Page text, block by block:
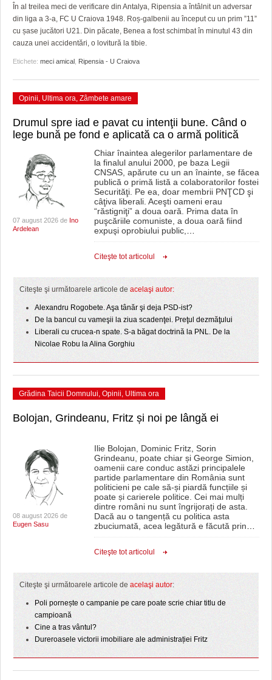
GRĂDINA TAICII DOMNULUI
ZIARISTU’ DE TERASĂ
PE SURSE
CRONICĂ DE FILM
UNDE MERGEM
JOCURI ONLINE
ACCIDENTE
ANUNŢURI
INVATAMANT
JUSTITIE
FILME DOCUMENTARE
CLIPURI VIDEO
JOCURI ONLINE
HARTA TIMIŞOAREI
PRIMĂRIILE DIN TIMIŞ
SFATURI JURIDICE
În al treilea meci de verificare din Antalya, Ripensia a întâlnit un adversar
din liga a 3-a, FC U Craiova 1948. Roș-galbenii au început cu un prim ”11”
cu șase jucători U21. Din păcate, Benea a fost schimbat în minutul 43 din
cauza unei accidentări, o lovitură la tibie.
Etichete: meci amical Ripensia - U Craiova
Opinii, Ultima ora, Zâmbete amare
Drumul spre iad e pavat cu intenţii bune. Când o
lege bună pe fond e aplicată ca o armă politică
07 august 2026 de Ino
Ardelean
Chiar înaintea alegerilor parlamentare de
la finalul anului 2000, pe baza Legii
CNSAS, apărute cu un an înainte, se făcea
publică o primă listă a colaboratorilor fostei
Securităţi. Pe ea, doar membrii PNŢCD şi
câţiva liberali. Aceşti oameni erau
“răstigniţi” a doua oară. Prima data în
puşcăriile comuniste, a doua oară fiind
expuşi oprobiului public,…
Citeşte tot articolul
Citeşte şi următoarele articole de acelaşi autor:
Alexandru Rogobete. Aşa tânăr şi deja PSD-ist?
De la bancul cu vameşii la ziua scadenţei. Preţul dezmăţului
Liberali cu crucea-n spate. S-a băgat doctrină la PNL. De la
Nicolae Robu la Alina Gorghiu
Grădina Taicii Domnului, Opinii, Ultima ora
Bolojan, Grindeanu, Fritz și noi pe lângă ei
08 august 2026 de
Eugen Sasu
Ilie Bolojan, Dominic Fritz, Sorin
Grindeanu, poate chiar și George Simion,
oamenii care conduc astăzi principalele
partide parlamentare din România sunt
politicieni pe cale să-și piardă funcțiile și
poate și carierele politice. Cei mai mulți
dintre români nu sunt îngrijorați de asta.
Dacă au o tangență cu politica asta
zbuciumată, acea legătură e făcută prin…
Citeşte tot articolul
Citeşte şi următoarele articole de acelaşi autor:
Poli pornește o campanie pe care poate scrie chiar titlu de
campioană
Cine a tras vântul?
Dureroasele victorii imobiliare ale administrației Fritz